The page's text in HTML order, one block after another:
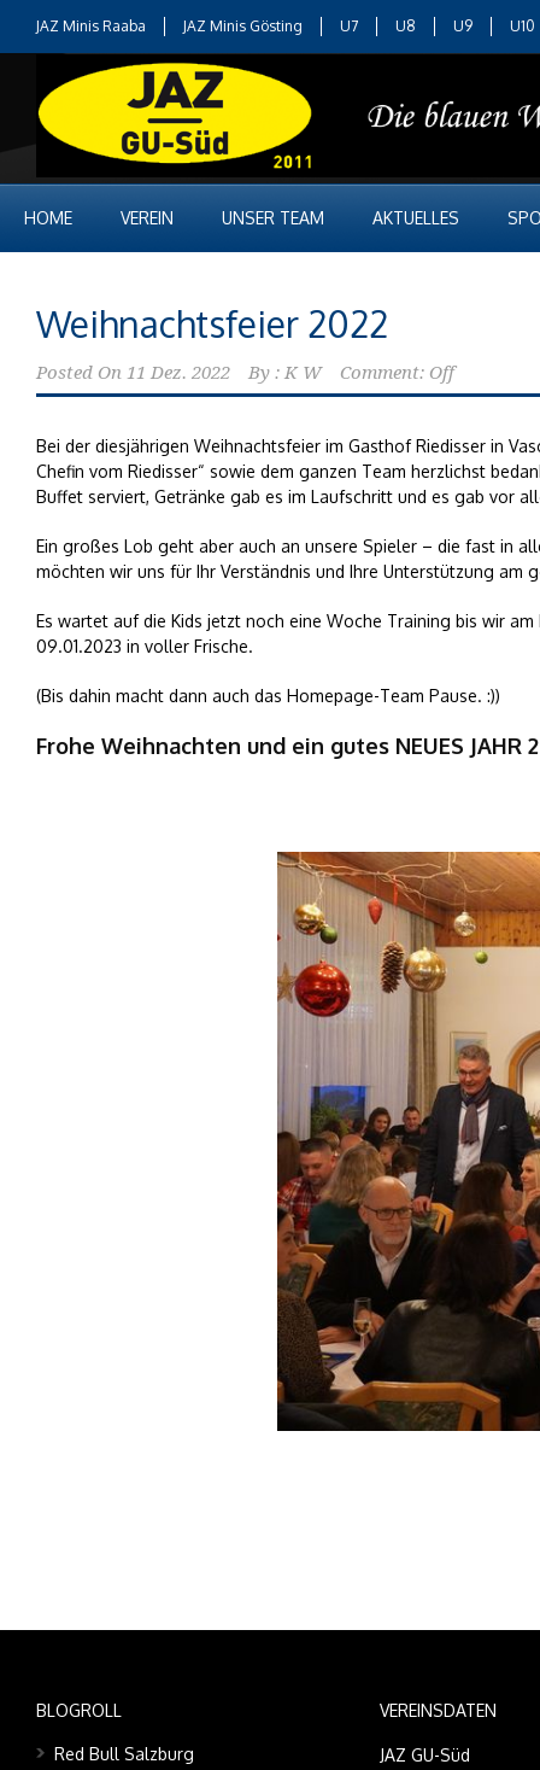
JAZ Minis Raaba JAZ Minis Gösting U7 U8 U9 U10
HOME VEREIN UNSER TEAM AKTUELLES
Weihnachtsfeier 2022
Posted On 11 Dez. 2022 By : K W Comment: Off
Bei der diesjährigen Weihnachtsfeier im Gasthof Riedisser in
Chefin vom Riedisser“ sowie dem ganzen Team herzlichst
Buffet serviert, Getränke gab es im Laufschritt und es gab vor
Ein großes Lob geht aber auch an unsere Spieler – die fast in
möchten wir uns für Ihr Verständnis und Ihre Unterstützung am
Es wartet auf die Kids jetzt noch eine Woche Training bis wir
09.01.2023 in voller Frische.
(Bis dahin macht dann auch das Homepage-Team Pause. :))
Frohe Weihnachten und ein gutes NEUES JAHR
BLOGROLL
Red Bull Salzburg
VEREINSDATEN
JAZ GU-Süd